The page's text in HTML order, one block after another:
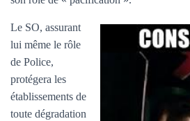
Le SO, assurant
lui même le rôle
de Police,
protégera les
établissements de
toute dégradation